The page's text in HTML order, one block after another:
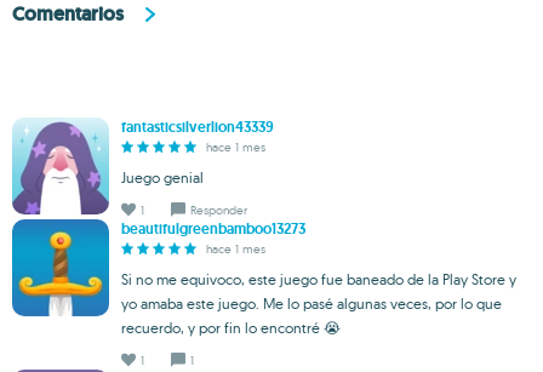
Comentarios
fantasticsilverlion43339
hace 1 mes
Juego genial
1 Responder
beautifulgreenbamboo13273
hace 1 mes
Si no me equivoco, este juego fue baneado de la Play Store y
yo amaba este juego. Me lo pasé algunas veces, por lo que
recuerdo, y por fin lo encontré 😭
1 1